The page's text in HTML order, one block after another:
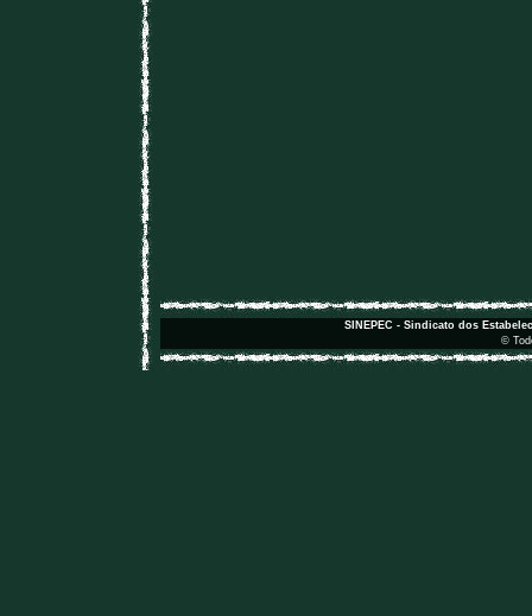
SINEPEC - Sindicato dos
©